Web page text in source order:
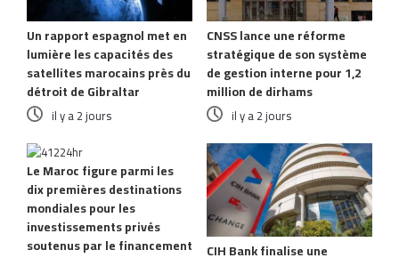
Un rapport espagnol met en
lumière les capacités des
satellites marocains près du
détroit de Gibraltar
il y a 2 jours
CNSS lance une réforme
stratégique de son système
de gestion interne pour 1,2
million de dirhams
il y a 2 jours
Le Maroc figure parmi les
dix premières destinations
mondiales pour les
investissements privés
soutenus par le financement
CIH Bank finalise une